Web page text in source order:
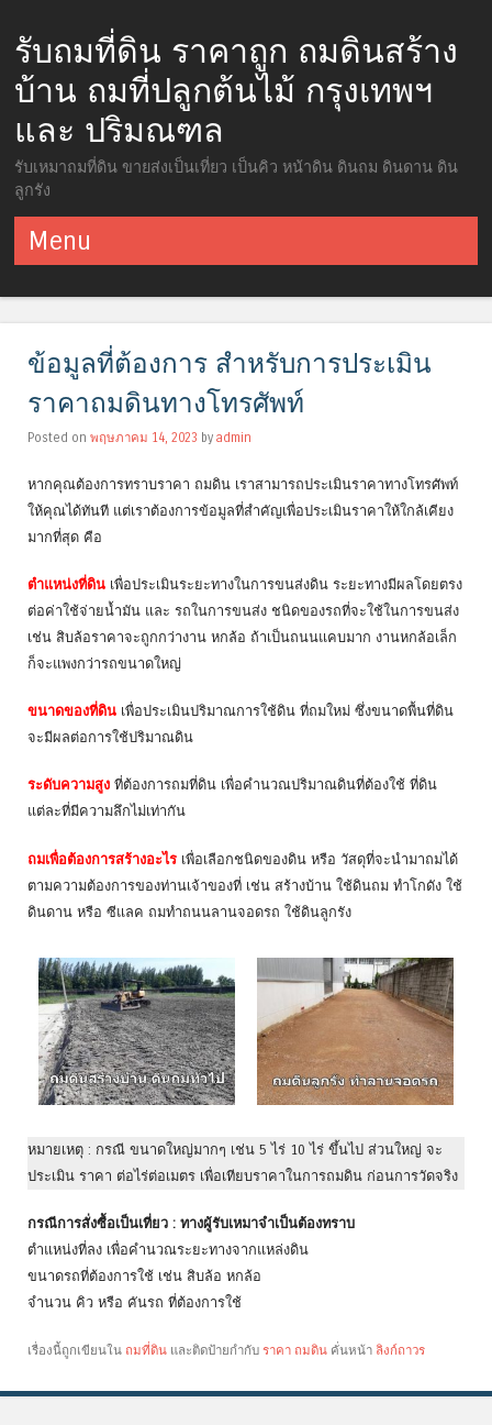
รับถมที่ดิน ราคาถูก ถมดินสร้าง
บ้าน ถมที่ปลูกต้นไม้ กรุงเทพฯ
และ ปริมณฑล
รับเหมาถมที่ดิน ขายส่งเป็นเที่ยว เป็นคิว หน้าดิน ดินถม ดินดาน ดิน
ลูกรัง
Menu
ข้อมูลที่ต้องการ สำหรับการประเมิน
ราคาถมดินทางโทรศัพท์
Posted on พฤษภาคม 14, 2023 by admin
หากคุณต้องการทราบราคา ถมดิน เราสามารถประเมินราคาทางโทรศัพท์
ให้คุณได้ทันที แต่เราต้องการข้อมูลที่สำคัญเพื่อประเมินราคาให้ใกล้เคียง
มากที่สุด คือ
ตำแหน่งที่ดิน เพื่อประเมินระยะทางในการขนส่งดิน ระยะทางมีผลโดยตรง
ต่อค่าใช้จ่ายน้ำมัน และ รถในการขนส่ง ชนิดของรถที่จะใช้ในการขนส่ง
เช่น สิบล้อราคาจะถูกกว่างาน หกล้อ ถ้าเป็นถนนแคบมาก งานหกล้อเล็ก
ก็จะแพงกว่ารถขนาดใหญ่
ขนาดของที่ดิน เพื่อประเมินปริมาณการใช้ดิน ที่ถมใหม่ ซึ่งขนาดพื้นที่ดิน
จะมีผลต่อการใช้ปริมาณดิน
ระดับความสูง ที่ต้องการถมที่ดิน เพื่อคำนวณปริมาณดินที่ต้องใช้ ที่ดิน
แต่ละที่มีความลึกไม่เท่ากัน
ถมเพื่อต้องการสร้างอะไร เพื่อเลือกชนิดของดิน หรือ วัสดุที่จะนำมาถมได้
ตามความต้องการของท่านเจ้าของที่ เช่น สร้างบ้าน ใช้ดินถม ทำโกดัง ใช้
ดินดาน หรือ ซีแลค ถมทำถนนลานจอดรถ ใช้ดินลูกรัง
หมายเหตุ : กรณี ขนาดใหญ่มากๆ เช่น 5 ไร่ 10 ไร่ ขึ้นไป ส่วนใหญ่ จะ
ประเมิน ราคา ต่อไร่ต่อเมตร เพื่อเทียบราคาในการถมดิน ก่อนการวัดจริง
กรณีการสั่งซื้อเป็นเที่ยว : ทางผู้รับเหมาจำเป็นต้องทราบ
ตำแหน่งที่ลง เพื่อคำนวณระยะทางจากแหล่งดิน
ขนาดรถที่ต้องการใช้ เช่น สิบล้อ หกล้อ
จำนวน คิว หรือ คันรถ ที่ต้องการใช้
เรื่องนี้ถูกเขียนใน ถมที่ดิน และติดป้ายกำกับ ราคา ถมดิน คั่นหน้า ลิงก์ถาวร